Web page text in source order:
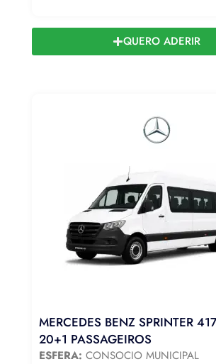
QUERO ADERIR
MERCEDES BENZ SPRINTER
20+1 PASSAGEIROS
ESFERA: CONSOCIO MUNICIPAL